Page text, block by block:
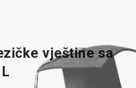
vještine sa